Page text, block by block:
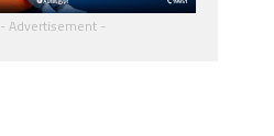
- Advertisement -